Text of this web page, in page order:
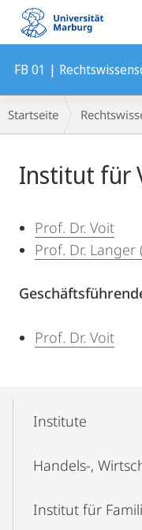
Mobile-
Navigation
FB 01 |
Breadcrumb-
Navigation
Startseite
Institut für
Prof. Dr. Voit
Prof. Dr. Langer
Prof. Dr. Voit
NavigationInstitute
Handels-,
Institut für